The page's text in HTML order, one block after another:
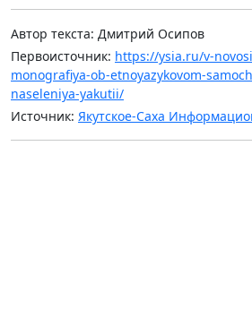
Автор текста: Дмитрий Осипов
Первоисточник: https://ysia.ru/v-
monografiya-ob-etnoyazykovom-
naseleniya-yakutii/
Источник: Якутское-Саха